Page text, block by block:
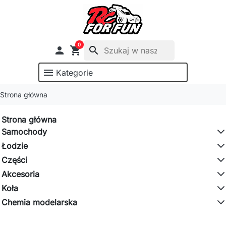
 shopping_cart
0
search
menu Kategorie
Strona główna
Strona główna
Samochody
Łodzie
Części
Akcesoria
Koła
Chemia modelarska